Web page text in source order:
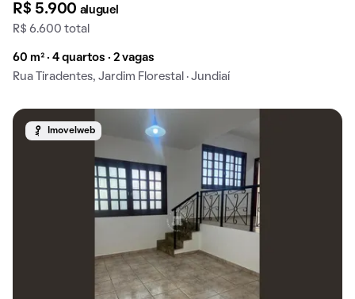
R$ 5.900 aluguel
R$ 6.600 total
60 m² · 4 quartos · 2 vagas
Rua Tiradentes, Jardim Florestal · Jundiaí
Imovelweb